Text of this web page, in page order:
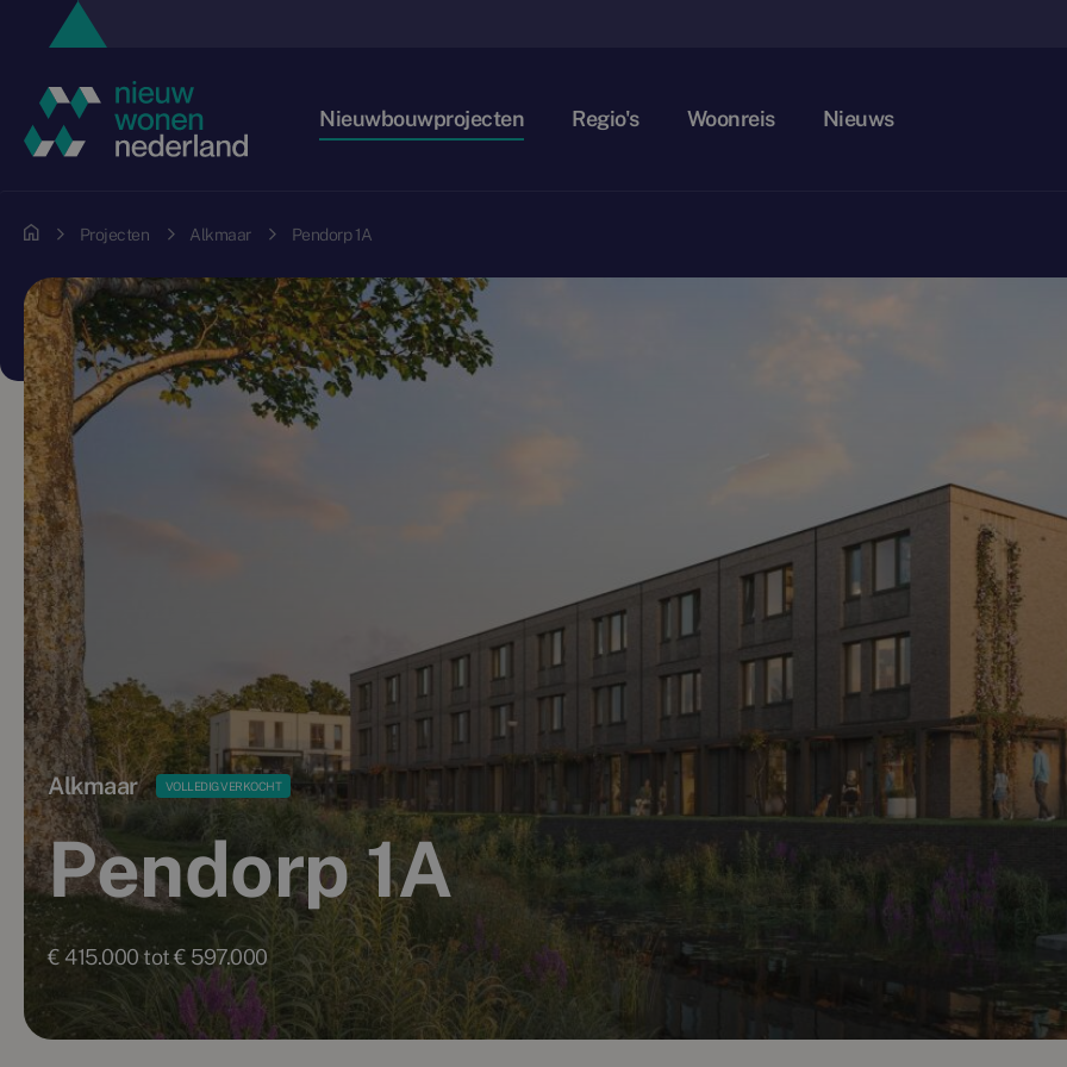
Nieuwbouwprojecten Regio's Woonreis Nieuws
Projecten Alkmaar Pendorp 1A
Alkmaar VOLLEDIG VERKOCHT
Pendorp 1A
€ 415.000 tot € 597.000